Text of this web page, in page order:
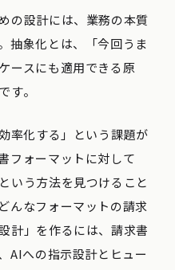
の設計には、業務の本質
抽象化とは、「今回うま
ースにも適用できる原
す。
率化する」という課題が
フォーマットに対して
いう方法を見つけること
んなフォーマットの請求
計」を作るには、請求書
AIへの指示設計とヒュー